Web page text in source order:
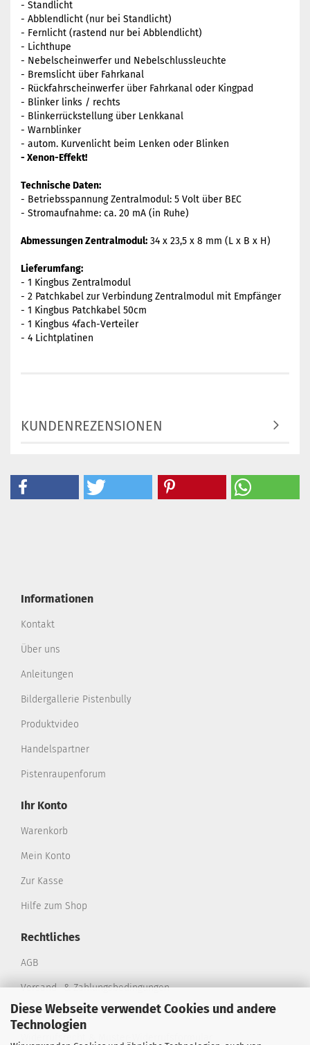
Diese Webseite verwendet Cookies und andere
Technologien
- Standlicht
- Abblendlicht (nur bei Standlicht)
- Fernlicht (rastend nur bei Abblendlicht)
- Lichthupe
- Nebelscheinwerfer und Nebelschlussleuchte
- Bremslicht über Fahrkanal
- Rückfahrscheinwerfer über Fahrkanal oder Kingpad
- Blinker links / rechts
- Blinkerrückstellung über Lenkkanal
- Warnblinker
- autom. Kurvenlicht beim Lenken oder Blinken
- Xenon-Effekt!
Technische Daten:
- Betriebsspannung Zentralmodul: 5 Volt über BEC
- Stromaufnahme: ca. 20 mA (in Ruhe)
Abmessungen Zentralmodul: 34 x 23,5 x 8 mm (L x B x H)
Lieferumfang:
- 1 Kingbus Zentralmodul
- 2 Patchkabel zur Verbindung Zentralmodul mit Empfänger
- 1 Kingbus Patchkabel 50cm
- 1 Kingbus 4fach-Verteiler
- 4 Lichtplatinen
KUNDENREZENSIONEN
Informationen
Kontakt
Über uns
Anleitungen
Bildergallerie Pistenbully
Produktvideo
Handelspartner
Pistenraupenforum
Ihr Konto
Warenkorb
Mein Konto
Zur Kasse
Hilfe zum Shop
Rechtliches
AGB
Versand- & Zahlungsbedingungen
Privatsphäre und Datenschutz